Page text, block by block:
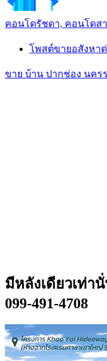
คอนโดรัชดา, คอนโดส
โพสต์ขายอสังหา
ขาย บ้าน ปากช่อง นคร
มีหลังเดียวเท่า
099-491-4708